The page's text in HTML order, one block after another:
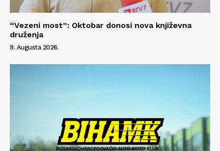
Info
O nama
Kontakt
“Vezeni most”: Oktobar donosi nova književna
druženja
9. Augusta 2026.